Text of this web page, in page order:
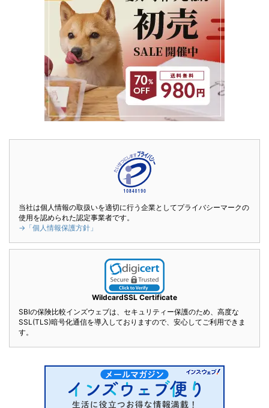
当社は個人情報の取扱いを適切に行う企業としてプライバシーマークの
使用を認められた認定事業者です。
→「個人情報保護方針」
WildcardSSL Certificate
SBIの保険比較インズウェブは、セキュリティー保護のため、高度な
SSL(TLS)暗号化通信を導入しておりますので、安心してご利用できま
す。